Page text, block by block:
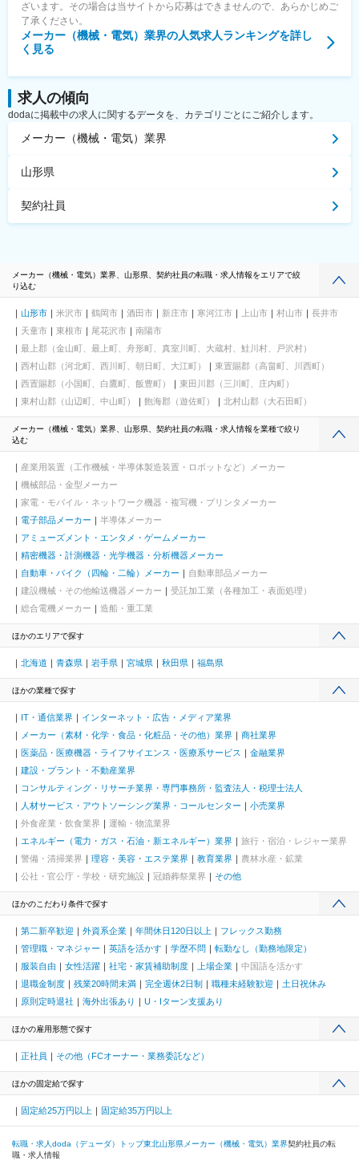
ざいます。その場合は当サイトから応募はできませんので、あらかじめご
了承ください。
メーカー（機械・電気）業界の人気求人ランキングを詳し
く見る
求人の傾向
dodaに掲載中の求人に関するデータを、カテゴリごとにご紹介します。
メーカー（機械・電気）業界
山形県
契約社員
メーカー（機械・電気）業界、山形県、契約社員の転職・求人情報をエリアで絞
り込む
山形市 米沢市 鶴岡市 酒田市 新庄市 寒河江市 上山市 村山市
長井市
天童市
東根市 尾花沢市
南陽市
最上郡（金山町、最上町、舟形町、真室川町、大蔵村、鮭川村、戸沢村）
西村山郡（河北町、西川町、朝日町、大江町）
東置賜郡（高畠町、川西町）
西置賜郡（小国町、白鷹町、飯豊町）
東田川郡（三川町、庄内町）
東村山郡（山辺町、中山町）
飽海郡（遊佐町） 北村山郡（大石田町）
メーカー（機械・電気）業界、山形県、契約社員の転職・求人情報を業種で絞り
込む
産業用装置（工作機械・半導体製造装置・ロボットなど）メーカー
機械部品・金型メーカー
家電・モバイル・ネットワーク機器・複写機・プリンタメーカー
電子部品メーカー
半導体メーカー
アミューズメント・エンタメ・ゲームメーカー
精密機器・計測機器・光学機器・分析機器メーカー
自動車・バイク（四輪・二輪）メーカー
自動車部品メーカー
建設機械・その他輸送機器メーカー
受託加工業（各種加工・表面処理）
総合電機メーカー
造船・重工業
ほかのエリアで探す
北海道 青森県 岩手県 宮城県 秋田県 福島県
ほかの業種で探す
IT・通信業界
インターネット・広告・メディア業界
メーカー（素材・化学・食品・化粧品・その他）業界
商社業界
医薬品・医療機器・ライフサイエンス・医療系サービス
金融業界
建設・プラント・不動産業界
コンサルティング・リサーチ業界・専門事務所・監査法人・税理士法人
人材サービス・アウトソーシング業界・コールセンター
小売業界
外食産業・飲食業界
運輸・物流業界
エネルギー（電力・ガス・石油・新エネルギー）業界
旅行・宿泊・レジャー業界
警備・清掃業界
理容・美容・エステ業界 教育業界
農林水産・鉱業
公社・官公庁・学校・研究施設
冠婚葬祭業界 その他
ほかのこだわり条件で探す
第二新卒歓迎 外資系企業 年間休日120日以上
フレックス勤務
管理職・マネジャー
英語を活かす 学歴不問
転勤なし（勤務地限定）
服装自由
女性活躍 社宅・家賃補助制度 上場企業
中国語を活かす
退職金制度
残業20時間未満 完全週休2日制 職種未経験歓迎
土日祝休み
原則定時退社
海外出張あり U・Iターン支援あり
ほかの雇用形態で探す
正社員 その他（FCオーナー・業務委託など）
ほかの固定給で探す
固定給25万円以上 固定給35万円以上
転職・求人doda（デューダ）トップ東北山形県 メーカー（機械・電気）業界契約社員の転
職・求人情報